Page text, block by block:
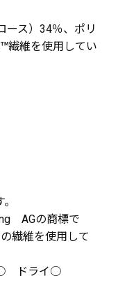
ス）34％、ポリ
繊維を使用してい
AGの商標で
繊維を使用して
ドライ○